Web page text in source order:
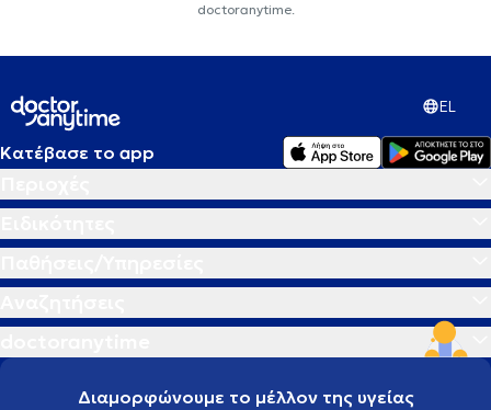
doctoranytime.
EL
Κατέβασε το app
Διαμορφώνουμε το μέλλον της υγείας